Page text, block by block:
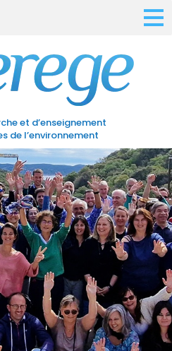
et d’enseignement
de l’environnement